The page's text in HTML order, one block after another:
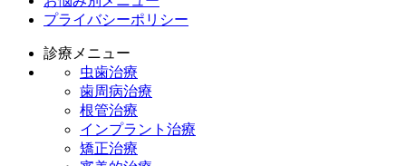
プライバシーポリシー
診療メニュー
虫歯治療
歯周病治療
根管治療
インプラント治療
矯正治療